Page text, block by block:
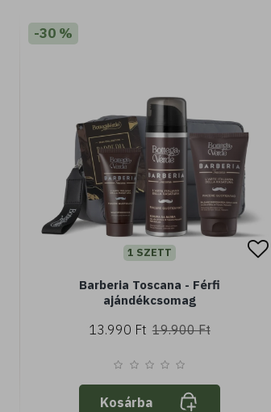
-30 %
1 SZETT
Barberia Toscana - Férfi
ajándékcsomag
13.990 Ft 19.900 Ft
Kosárba